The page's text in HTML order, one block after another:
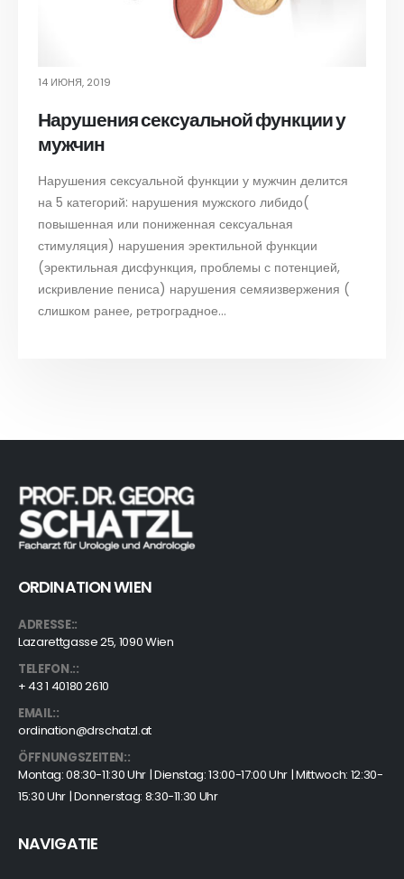
14 ИЮНЯ, 2019
Нарушения сексуальной функции у
мужчин
Нарушения сексуальной функции у мужчин делится
на 5 категорий: нарушения мужского либидо(
повышенная или пониженная сексуальная
стимуляция) нарушения эректильной функции
(эректильная дисфункция, проблемы с потенцией,
искривление пениса) нарушения семяизвержения (
слишком ранее, ретроградное...
ORDINATION WIEN
ADRESSE::
Lazarettgasse 25, 1090 Wien
TELEFON.::
+ 43 1 40180 2610
EMAIL::
ordination@drschatzl.at
ÖFFNUNGSZEITEN::
Montag: 08:30-11:30 Uhr | Dienstag: 13:00-17:00 Uhr | Mittwoch: 12:30-
15:30 Uhr | Donnerstag: 8:30-11:30 Uhr
NAVIGATIE